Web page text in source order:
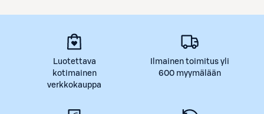
Luotettava
kotimainen
verkkokauppa
Ilmainen toimitus yli
600 myymälään